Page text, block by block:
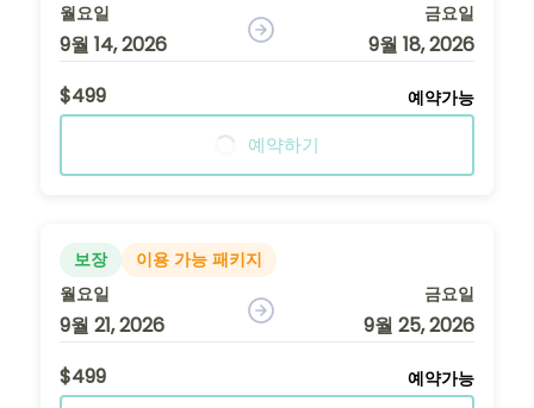
월요일
9월 14, 2026
금요일
9월 18, 2026
$499
예약가능
예약하기
보장
이용 가능 패키지
월요일
9월 21, 2026
금요일
9월 25, 2026
$499
예약가능